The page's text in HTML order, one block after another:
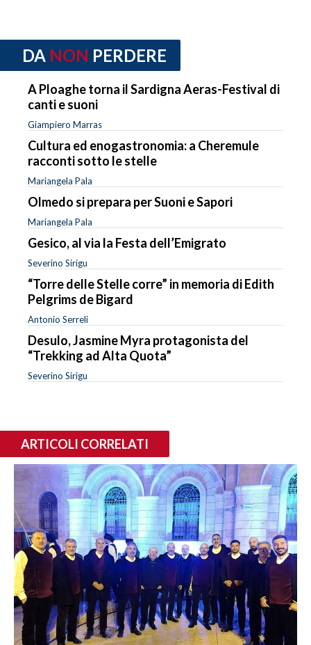
DA NON PERDERE
A Ploaghe torna il Sardigna Aeras-Festival di
canti e suoni
Giampiero Marras
Cultura ed enogastronomia: a Cheremule
racconti sotto le stelle
Mariangela Pala
Olmedo si prepara per Suoni e Sapori
Mariangela Pala
Gesico, al via la Festa dell’Emigrato
Severino Sirigu
“Torre delle Stelle corre” in memoria di Edith
Pelgrims de Bigard
Antonio Serreli
Desulo, Jasmine Myra protagonista del
“Trekking ad Alta Quota”
Severino Sirigu
ARTICOLI CORRELATI